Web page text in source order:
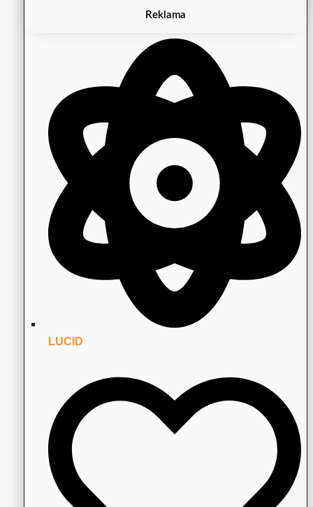
Reklama
LUCID